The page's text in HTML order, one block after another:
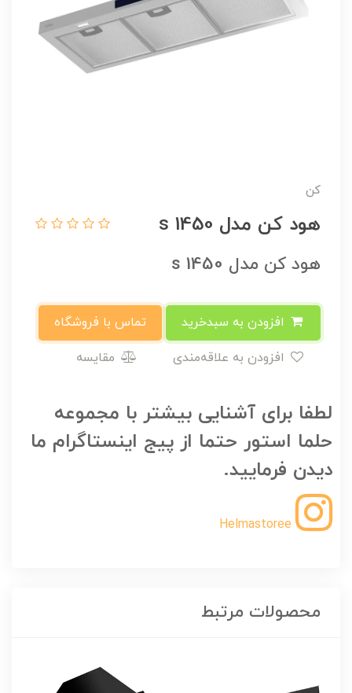
کن
هود کن مدل 1450 s
هود کن مدل 1450 s
تماس با فروشگاه
مقایسه
لطفا برای آشنایی بیشتر با مجموعه
حلما استور حتما از پیج اینستاگرام ما
دیدن فرمایید.
Helmastoree
محصولات مرتبط